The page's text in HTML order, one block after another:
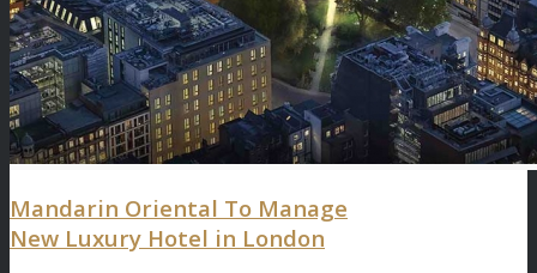
Mandarin Oriental To Manage
New Luxury Hotel in London